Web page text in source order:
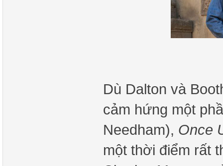
Dù Dalton và
cảm hứng một
Needham), Once
một thời điểm rất